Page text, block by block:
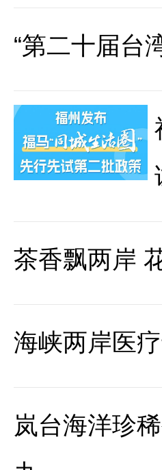
“第二十届台
茶香飘两岸
海峡两岸医
岚台海洋珍